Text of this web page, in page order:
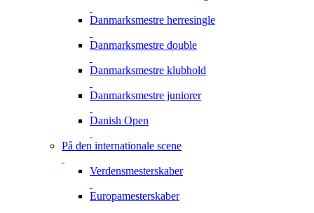
Danmarksmestre herresingle
Danmarksmestre double
Danmarksmestre klubhold
Danmarksmestre juniorer
Danish Open
På den internationale scene
Verdensmesterskaber
Europamesterskaber